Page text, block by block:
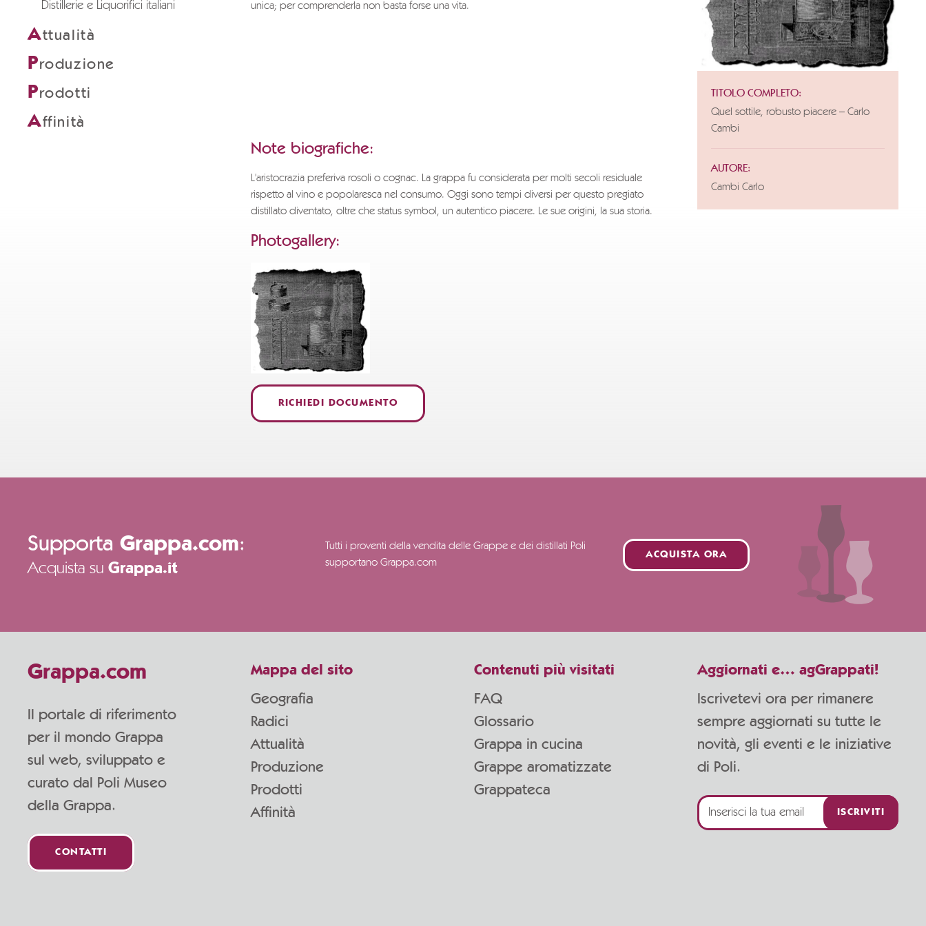
Distillerie e Liquorifici italiani
Attualità
Produzione
Prodotti
Affinità
TITOLO COMPLETO:
Quel sottile, robusto piacere – Carlo
Cambi
AUTORE:
Cambi Carlo
unica; per comprenderla non basta forse una vita.
Note biografiche:
L'aristocrazia preferiva rosoli o cognac. La grappa fu considerata per molti secoli residuale
rispetto al vino e popolaresca nel consumo. Oggi sono tempi diversi per questo pregiato
distillato diventato, oltre che status symbol, un autentico piacere. Le sue origini, la sua storia.
Photogallery:
RICHIEDI DOCUMENTO
Supporta Grappa.com:
Acquista su Grappa.it
Tutti i proventi della vendita delle Grappe e dei distillati Poli
supportano Grappa.com
ACQUISTA ORA
Aggiornati e… agGrappati!
Iscrivetevi ora per rimanere
sempre aggiornati su tutte le
novità, gli eventi e le iniziative
di Poli.
ISCRIVITI
Grappa.com
Il portale di riferimento
per il mondo Grappa
sul web, sviluppato e
curato dal Poli Museo
della Grappa.
CONTATTI
Mappa del sito
Geografia
Radici
Attualità
Produzione
Prodotti
Affinità
Contenuti più visitati
FAQ
Glossario
Grappa in cucina
Grappe aromatizzate
Grappateca